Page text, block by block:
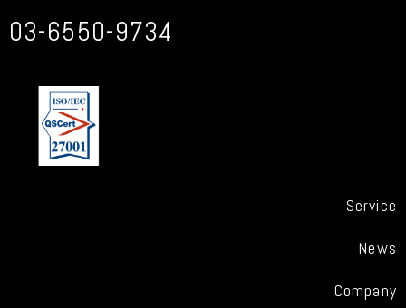
03-6550-9734
Service
News
Company